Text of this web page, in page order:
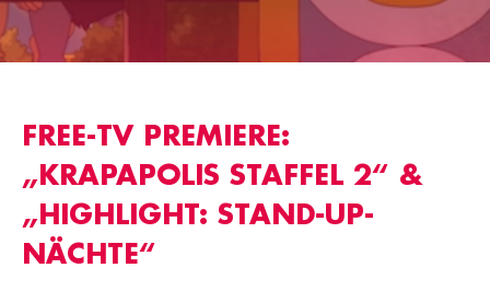
FREE-TV PREMIERE:
„KRAPAPOLIS STAFFEL 2“ &
„HIGHLIGHT: STAND-UP-
NÄCHTE“